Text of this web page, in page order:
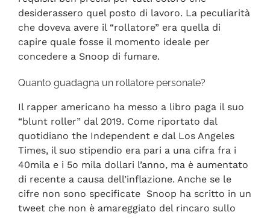
desiderassero quel posto di lavoro. La peculiarità
che doveva avere il “rollatore” era quella di
capire quale fosse il momento ideale per
concedere a Snoop di fumare.
Quanto guadagna un rollatore personale?
Il rapper americano ha messo a libro paga il suo
“blunt roller” dal 2019. Come riportato dal
quotidiano the Independent e dal Los Angeles
Times, il suo stipendio era pari a una cifra fra i
40mila e i 5o mila dollari l’anno, ma è aumentato
di recente a causa dell’inflazione. Anche se le
cifre non sono specificate Snoop ha scritto in un
tweet che non è amareggiato del rincaro sullo